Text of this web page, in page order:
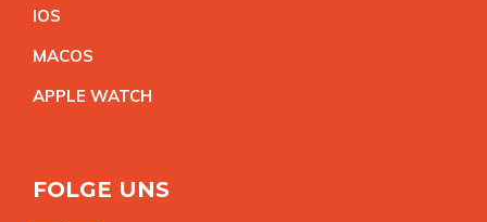
IOS
MACOS
APPLE WATCH
FOLGE UNS